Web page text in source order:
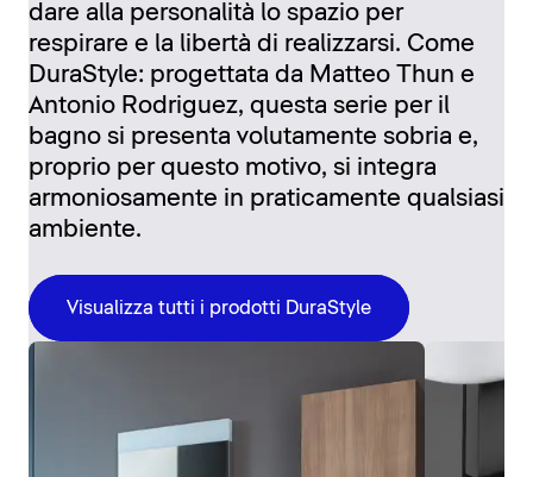
dare alla personalità lo spazio per
respirare e la libertà di realizzarsi. Come
DuraStyle: progettata da Matteo Thun e
Antonio Rodriguez, questa serie per il
bagno si presenta volutamente sobria e,
proprio per questo motivo, si integra
armoniosamente in praticamente qualsiasi
ambiente.
Visualizza tutti i prodotti DuraStyle